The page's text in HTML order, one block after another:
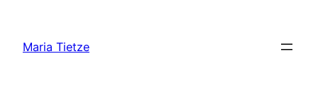
springen
Maria Tietze